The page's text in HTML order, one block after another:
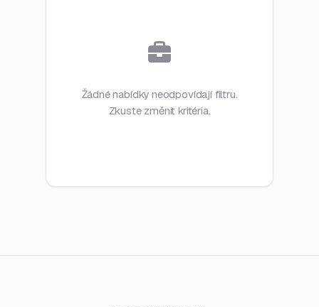
Žádné nabídky neodpovídají filtru.
Zkuste změnit kritéria.